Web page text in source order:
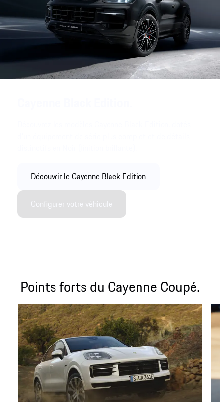
Découvrir le Cayenne Black Edition
Configurer votre véhicule
Points forts du Cayenne Coupé.